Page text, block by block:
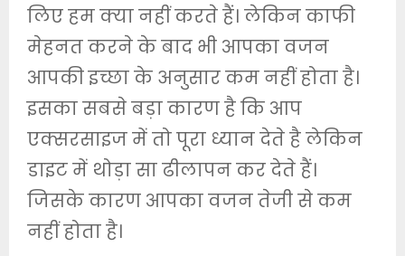
लिए हम क्या नहीं करते हैं। लेकिन काफी
मेहनत करने के बाद भी आपका वजन
आपकी इच्छा के अनुसार कम नहीं होता है।
इसका सबसे बड़ा कारण है कि आप
एक्सरसाइज में तो पूरा ध्यान देते है लेकिन
डाइट में थोड़ा सा ढीलापन कर देते हैं।
जिसके कारण आपका वजन तेजी से कम
नहीं होता है।